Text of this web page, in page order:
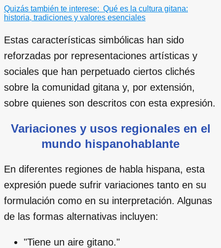
Quizás también te interese: Qué es la cultura gitana:
historia, tradiciones y valores esenciales
Estas características simbólicas han sido
reforzadas por representaciones artísticas y
sociales que han perpetuado ciertos clichés
sobre la comunidad gitana y, por extensión,
sobre quienes son descritos con esta expresión.
Variaciones y usos regionales en el
mundo hispanohablante
En diferentes regiones de habla hispana, esta
expresión puede sufrir variaciones tanto en su
formulación como en su interpretación. Algunas
de las formas alternativas incluyen:
"Tiene un aire gitano."